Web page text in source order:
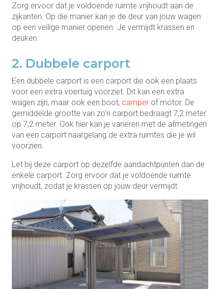
Zorg ervoor dat je voldoende ruimte vrijhoudt aan de
zijkanten. Op die manier kan je de deur van jouw wagen
op een veilige manier openen. Je vermijdt krassen en
deuken.
2. Dubbele carport
Een dubbele carport is een carport die ook een plaats
voor een extra voertuig voorziet. Dit kan een extra
wagen zijn, maar ook een boot, camper of motor. De
gemiddelde grootte van zo’n carport bedraagt 7,2 meter
op 7,2 meter. Ook hier kan je variëren met de afmetingen
van een carport naargelang de extra ruimtes die je wil
voorzien.
Let bij deze carport op dezelfde aandachtpunten dan de
enkele carport. Zorg ervoor dat je voldoende ruimte
vrijhoudt, zodat je krassen op jouw deur vermijdt.